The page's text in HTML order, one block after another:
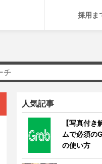
採用ま
人気記事
【写真付き
ムで必須の
の使い方